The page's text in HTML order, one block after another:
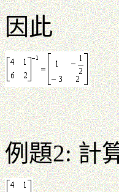
因此
例題2: 計